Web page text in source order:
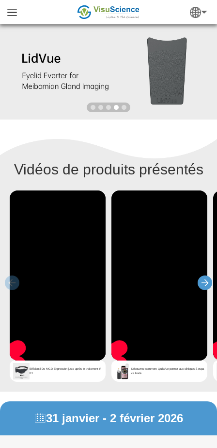
Vidéos de produits présentés
Efficientil Do MGD Expression juste après le traitement R
F1
Découvrez comment QuikVue permet aux cliniques à espa
ce limité
31 janvier - 2 février 2026